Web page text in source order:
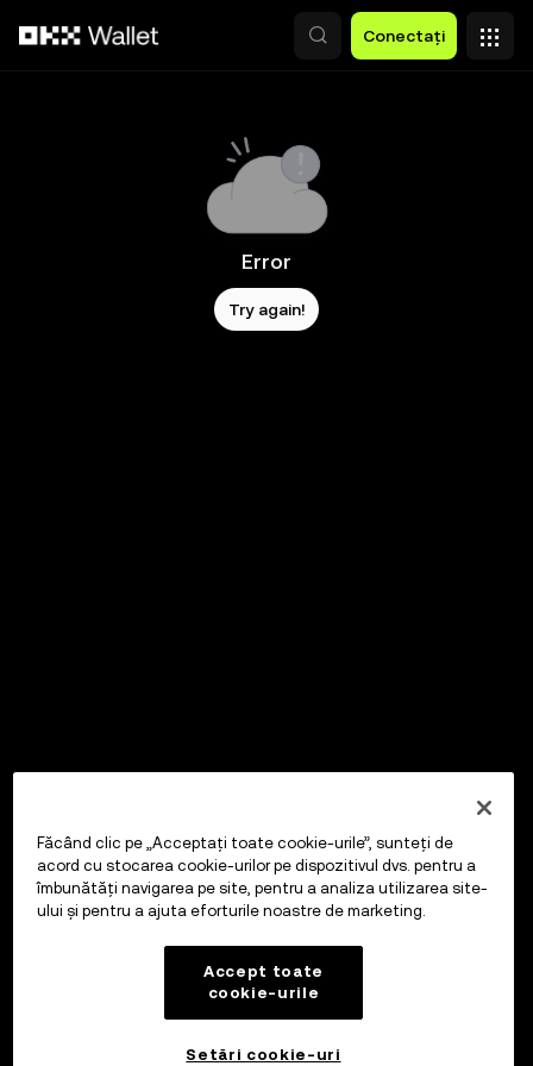
Conectați
Error
Try again!
Făcând clic pe „Acceptați toate cookie-urile”, sunteți de
acord cu stocarea cookie-urilor pe dispozitivul dvs. pentru a
îmbunătăți navigarea pe site, pentru a analiza utilizarea site-
ului și pentru a ajuta eforturile noastre de marketing.
Accept toate
cookie-urile
Setări cookie-uri